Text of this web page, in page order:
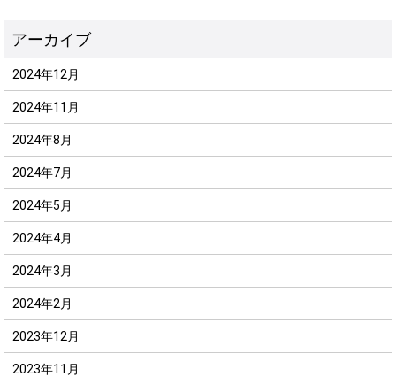
2024年12月
2024年11月
2024年8月
2024年7月
2024年5月
2024年4月
2024年3月
2024年2月
2023年12月
2023年11月